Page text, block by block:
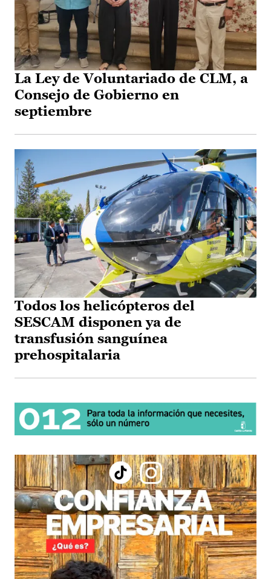
La Ley de Voluntariado de CLM, a
Consejo de Gobierno en
septiembre
Todos los helicópteros del
SESCAM disponen ya de
transfusión sanguínea
prehospitalaria